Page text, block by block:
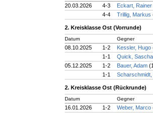
20.03.2026 4-3
Eckart, Rainer
4-4
Trillig, Markus
2. Kreisklasse Ost (Vorrunde)
Datum Gegner
08.10.2025 1-2 Kessler, Hugo
1-1
Quick,
05.12.2025
1-2 Bauer, Adam
1-1
2. Kreisklasse Ost (Rückrunde)
Datum Gegner
16.01.2026 1-2 Weber, Marco